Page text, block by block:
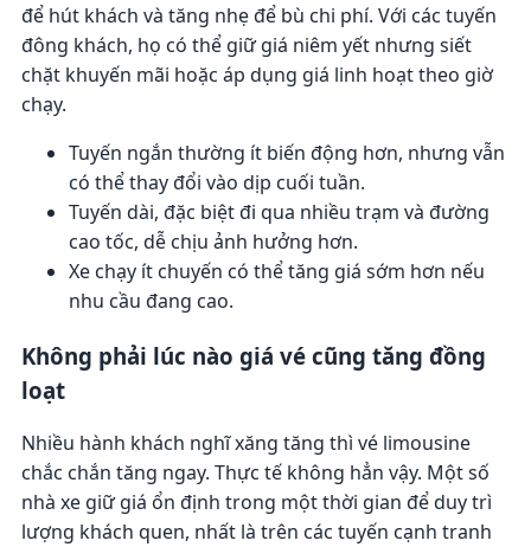
để hút khách và tăng nhẹ để bù chi phí. Với các tuyến
đông khách, họ có thể giữ giá niêm yết nhưng siết
chặt khuyến mãi hoặc áp dụng giá linh hoạt theo giờ
chạy.
Tuyến ngắn thường ít biến động hơn, nhưng vẫn
có thể thay đổi vào dịp cuối tuần.
Tuyến dài, đặc biệt đi qua nhiều trạm và đường
cao tốc, dễ chịu ảnh hưởng hơn.
Xe chạy ít chuyến có thể tăng giá sớm hơn nếu
nhu cầu đang cao.
Không phải lúc nào giá vé cũng tăng đồng
loạt
Nhiều hành khách nghĩ xăng tăng thì vé limousine
chắc chắn tăng ngay. Thực tế không hẳn vậy. Một số
nhà xe giữ giá ổn định trong một thời gian để duy trì
lượng khách quen, nhất là trên các tuyến cạnh tranh